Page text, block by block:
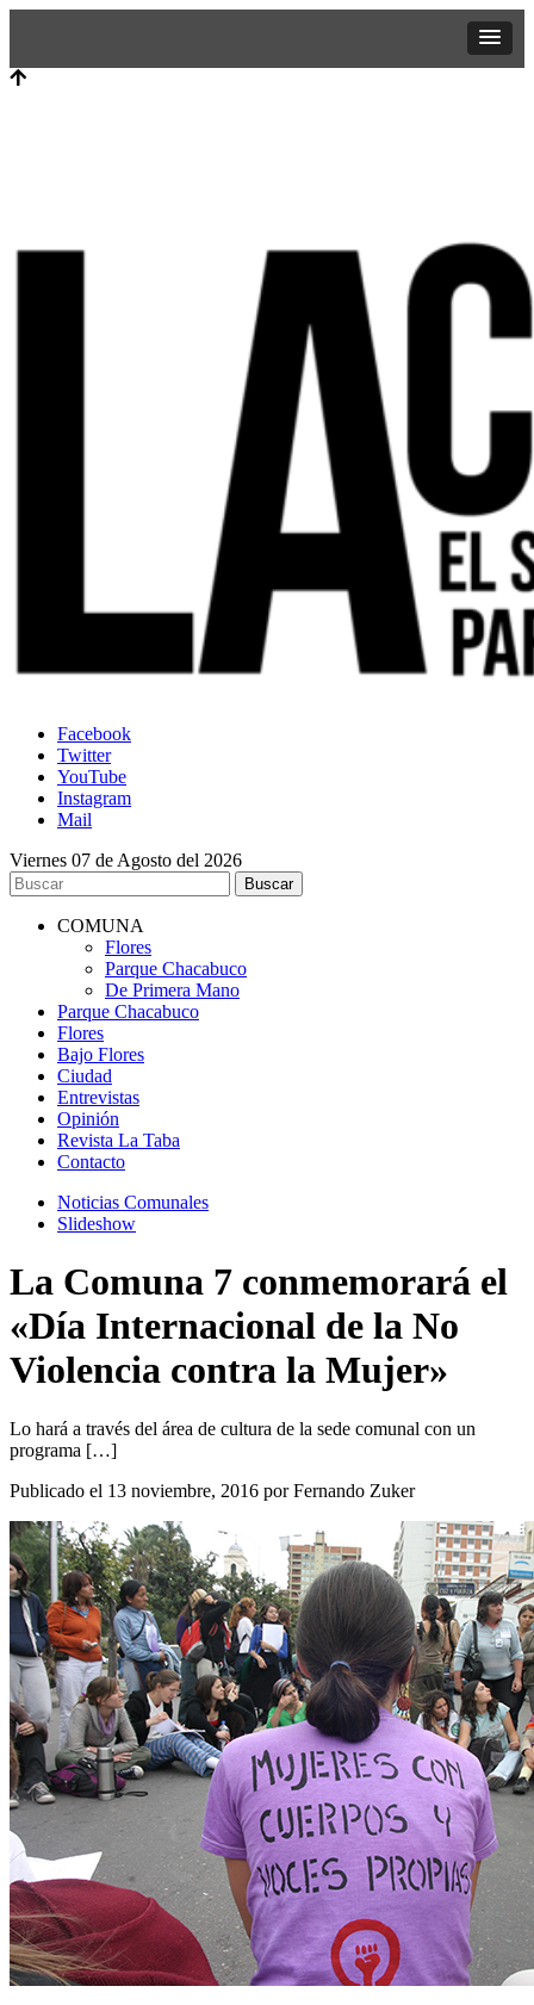
Facebook
Twitter
YouTube
Instagram
Mail
Viernes 07 de Agosto del 2026
COMUNA
Flores
Parque Chacabuco
De Primera Mano
Parque Chacabuco
Flores
Bajo Flores
Ciudad
Entrevistas
Opinión
Revista La Taba
Contacto
Noticias Comunales
Slideshow
La Comuna 7 conmemorará el
«Día Internacional de la No
Violencia contra la Mujer»
Lo hará a través del área de cultura de la sede comunal con un
programa […]
Publicado el 13 noviembre, 2016 por Fernando Zuker